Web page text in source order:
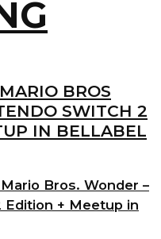
Bros. Wonder –
Edition + Meetup in